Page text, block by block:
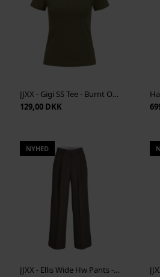
JJXX - Gigi SS Tee - Burnt Olive
129,00 DKK
NYHED
JJXX - Ellis Wide Hw Pants - Bracken